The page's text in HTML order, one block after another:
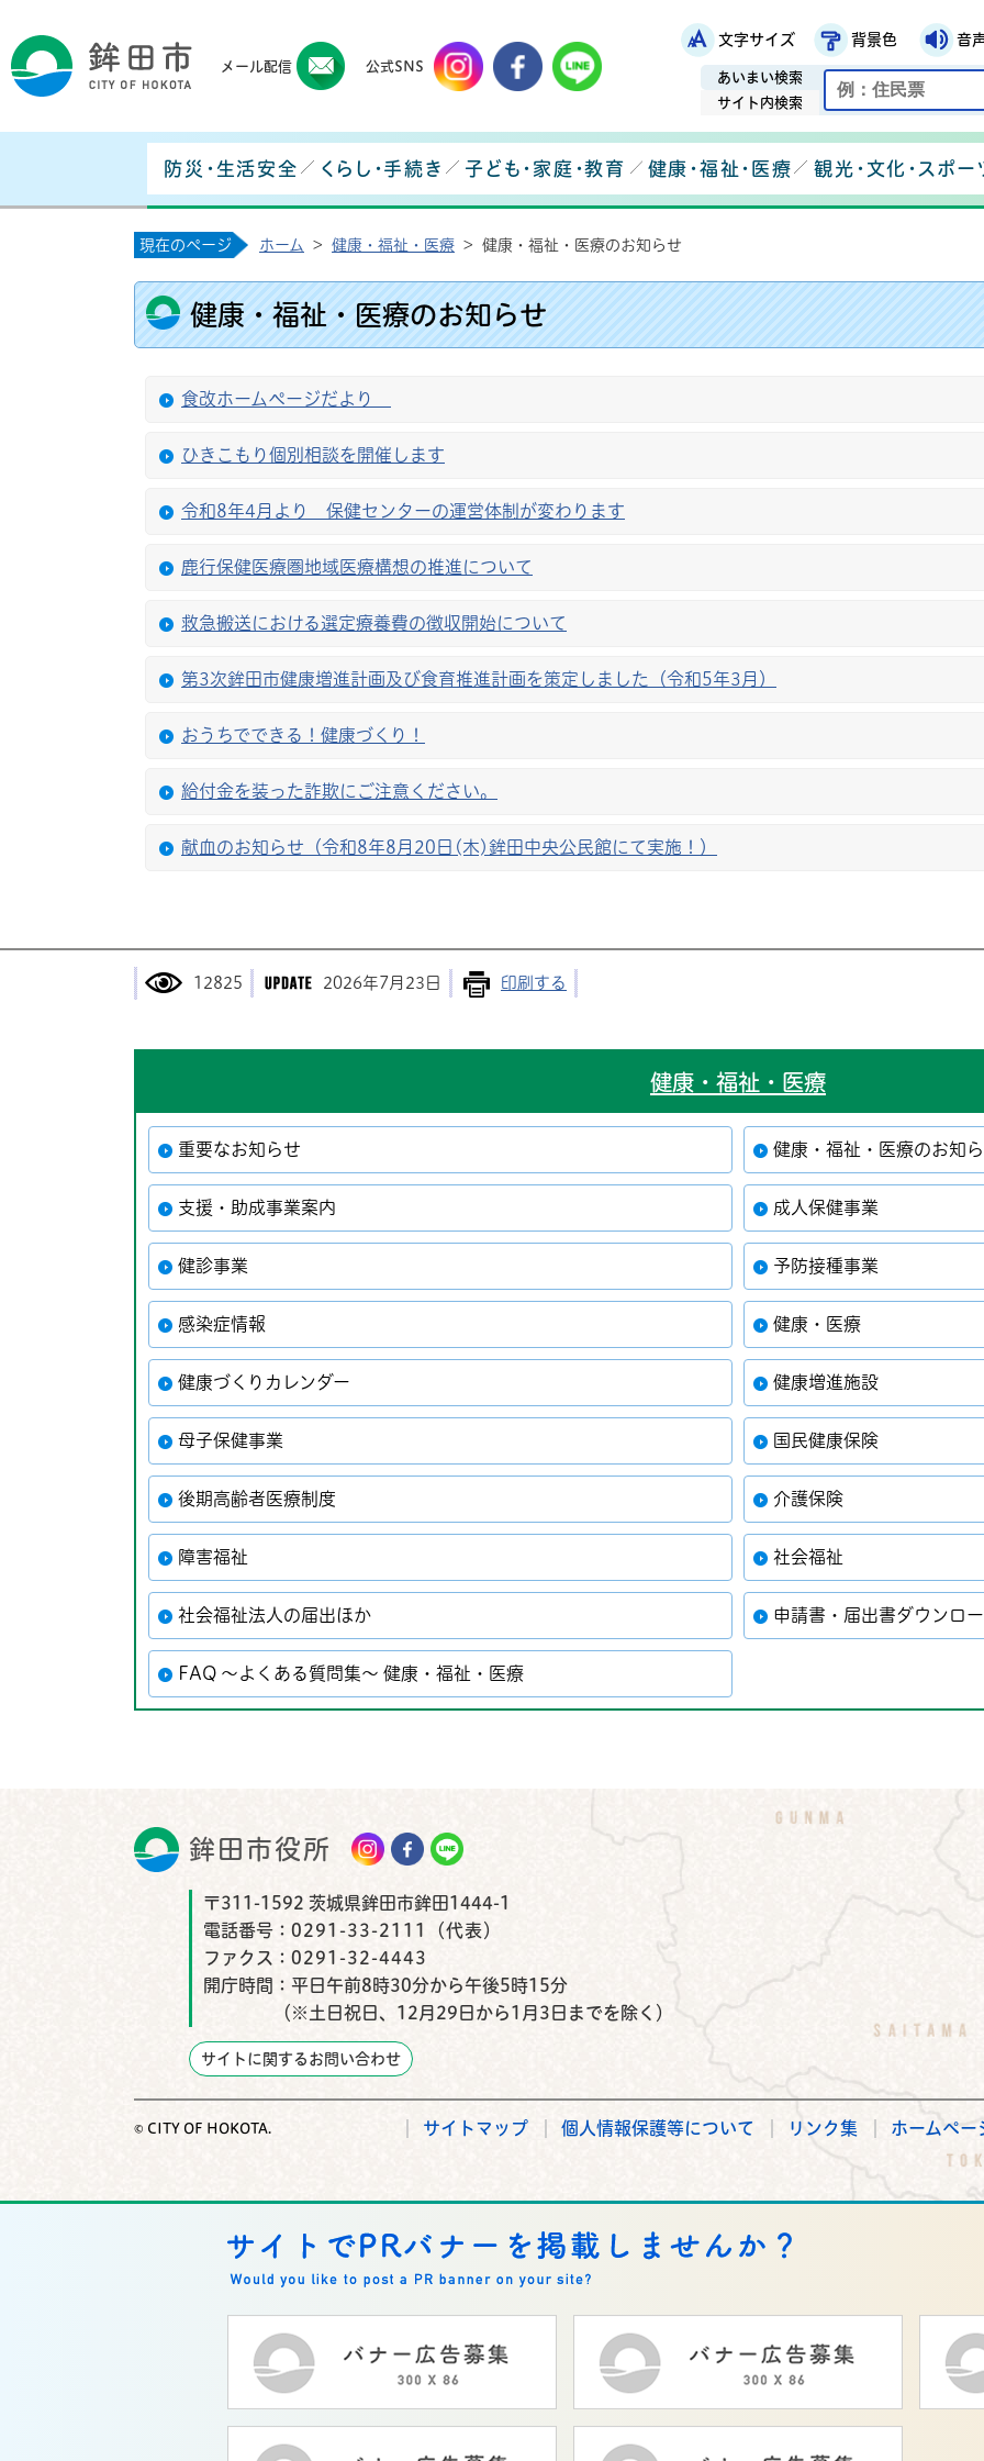
鉾田市役所ホームページ文字サイズ 背景色 音
あいまい検索
サイト内検索
メール配信
鉾田市メールマガジン
公式SNS
鉾田市公式Instagram
鉾田市公式Facebook
鉾田市公式LINE
防災・生活安全 くらし・手続き 子ども・家庭・教育 健康・福祉・医療 観光・文化・スポー
現在のページ ホーム > 健康・福祉・医療 > 健康・福祉・医療のお知らせ
健康・福祉・医療のお知らせ
食改ホームページだより
ひきこもり個別相談を開催します
令和8年4月より 保健センターの運営体制が変わります
鹿行保健医療圏地域医療構想の推進について
救急搬送における選定療養費の徴収開始について
第3次鉾田市健康増進計画及び食育推進計画を策定しました（令和5年3月）
おうちでできる！健康づくり！
給付金を装った詐欺にご注意ください。
献血のお知らせ（令和8年8月20日(木)鉾田中央公民館にて実施！）
12825 2026年7月23日 印刷する
健康・福祉・医療
重要なお知らせ 健康・福祉・医療のお知
支援・助成事業案内 成人保健事業
健診事業 予防接種事業
感染症情報 健康・医療
健康づくりカレンダー 健康増進施設
母子保健事業 国民健康保険
後期高齢者医療制度 介護保険
障害福祉 社会福祉
社会福祉法人の届出ほか 申請書・届出書ダウンロ
FAQ ～よくある質問集～ 健康・福祉・医療
鉾田市役所 鉾田市公式Instagram
鉾田市公式Facebook
鉾田市公式LINE
〒311-1592 茨城県鉾田市鉾田1444-1
電話番号： 0291-33-2111（代表）
ファクス： 0291-32-4443
開庁時間： 平日午前8時30分から午後5時15分
（※土日祝日、12月29日から1月3日までを除く）
サイトに関するお問い合わせ
© CITY OF HOKOTA. サイトマップ 個人情報保護等について リンク集 ホームペー